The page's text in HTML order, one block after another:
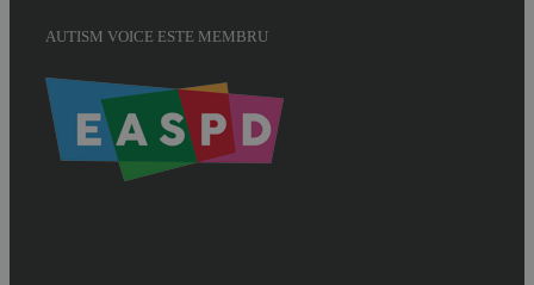
AUTISM VOICE ESTE MEMBRU